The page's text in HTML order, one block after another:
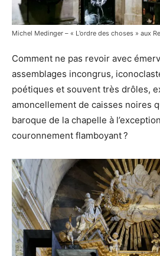
Michel Medinger – « L’ordre des choses » aux
Comment ne pas revoir avec
assemblages incongrus,
poétiques et souvent très drôles,
amoncellement de caisses noires
baroque de la chapelle à
couronnement flamboyant ?